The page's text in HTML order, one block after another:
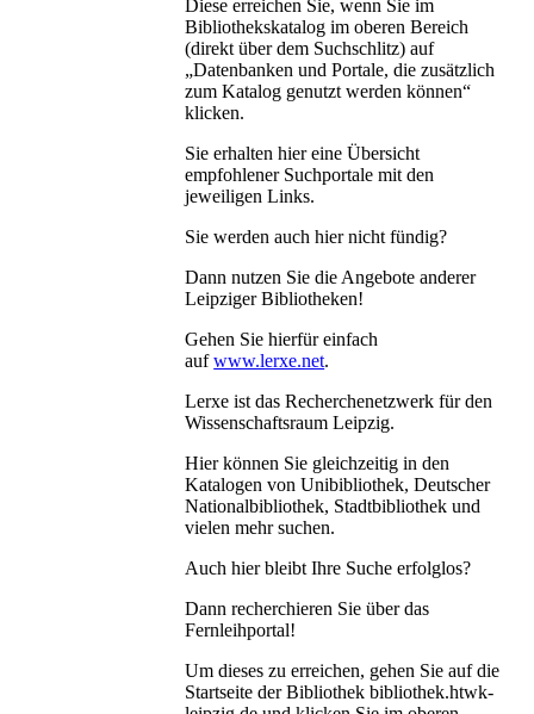
Diese erreichen Sie, wenn Sie im
Bibliothekskatalog im oberen Bereich
(direkt über dem Suchschlitz) auf
„Datenbanken und Portale, die zusätzlich
zum Katalog genutzt werden können“
klicken.
Sie erhalten hier eine Übersicht
empfohlener Suchportale mit den
jeweiligen Links.
Sie werden auch hier nicht fündig?
Dann nutzen Sie die Angebote anderer
Leipziger Bibliotheken!
Gehen Sie hierfür einfach
auf www.lerxe.net.
Lerxe ist das Recherchenetzwerk für den
Wissenschaftsraum Leipzig.
Hier können Sie gleichzeitig in den
Katalogen von Unibibliothek, Deutscher
Nationalbibliothek, Stadtbibliothek und
vielen mehr suchen.
Auch hier bleibt Ihre Suche erfolglos?
Dann recherchieren Sie über das
Fernleihportal!
Um dieses zu erreichen, gehen Sie auf die
Startseite der Bibliothek bibliothek.htwk-